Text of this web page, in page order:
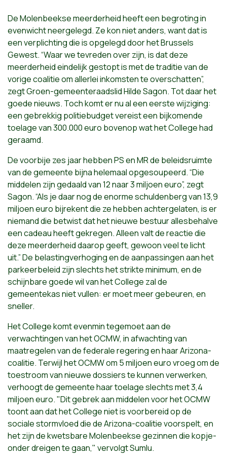
De Molenbeekse meerderheid heeft een begroting in
evenwicht neergelegd. Ze kon niet anders, want dat is
een verplichting die is opgelegd door het Brussels
Gewest. “Waar we tevreden over zijn, is dat deze
meerderheid eindelijk gestopt is met de traditie van de
vorige coalitie om allerlei inkomsten te overschatten”,
zegt Groen-gemeenteraadslid Hilde Sagon. Tot daar het
goede nieuws. Toch komt er nu al een eerste wijziging:
een gebrekkig politiebudget vereist een bijkomende
toelage van 300.000 euro bovenop wat het College had
geraamd.
De voorbije zes jaar hebben PS en MR de beleidsruimte
van de gemeente bijna helemaal opgesoupeerd. “Die
middelen zijn gedaald van 12 naar 3 miljoen euro”, zegt
Sagon. “Als je daar nog de enorme schuldenberg van 13,9
miljoen euro bijrekent die ze hebben achtergelaten, is er
niemand die betwist dat het nieuwe bestuur allesbehalve
een cadeau heeft gekregen. Alleen valt de reactie die
deze meerderheid daarop geeft, gewoon veel te licht
uit.” De belastingverhoging en de aanpassingen aan het
parkeerbeleid zijn slechts het strikte minimum, en de
schijnbare goede wil van het College zal de
gemeentekas niet vullen: er moet meer gebeuren, en
sneller.
Het College komt evenmin tegemoet aan de
verwachtingen van het OCMW, in afwachting van
maatregelen van de federale regering en haar Arizona-
coalitie. Terwijl het OCMW om 5 miljoen euro vroeg om de
toestroom van nieuwe dossiers te kunnen verwerken,
verhoogt de gemeente haar toelage slechts met 3,4
miljoen euro. "Dit gebrek aan middelen voor het OCMW
toont aan dat het College niet is voorbereid op de
sociale stormvloed die de Arizona-coalitie voorspelt, en
het zijn de kwetsbare Molenbeekse gezinnen die kopje-
onder dreigen te gaan," vervolgt Sumlu.